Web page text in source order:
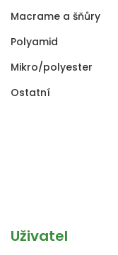
Macrame a šňůry
Polyamid
Mikro/polyester
Ostatní
Uživatel